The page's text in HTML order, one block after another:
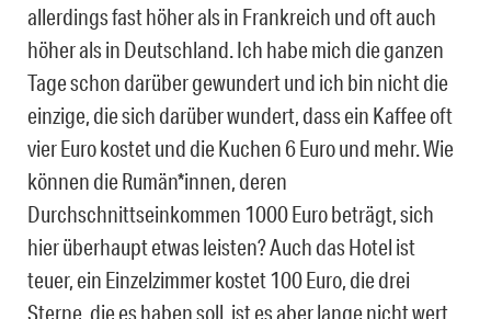
allerdings fast höher als in Frankreich und oft auch
höher als in Deutschland. Ich habe mich die ganzen
Tage schon darüber gewundert und ich bin nicht die
einzige, die sich darüber wundert, dass ein Kaffee oft
vier Euro kostet und die Kuchen 6 Euro und mehr. Wie
können die Rumän*innen, deren
Durchschnittseinkommen 1000 Euro beträgt, sich
hier überhaupt etwas leisten? Auch das Hotel ist
teuer, ein Einzelzimmer kostet 100 Euro, die drei
Sterne, die es haben soll, ist es aber lange nicht wert.